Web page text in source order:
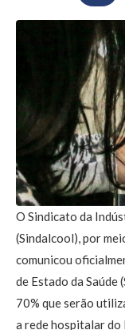
O Sindicato da
(Sindalcool), por
comunicou
de Estado da
70% que serão
a rede hospitalar do